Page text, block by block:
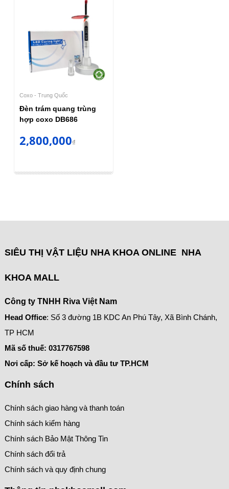
Coxo - Trung Quốc
Đèn trám quang trùng
hợp coxo DB686
2,800,000₫
SIÊU THỊ VẬT LIỆU NHA KHOA ONLINE NHA
KHOA MALL
Công ty TNHH Riva Việt Nam
Head Office: Số 3 đường 1B KDC An Phú Tây, Xã Bình Chánh,
TP HCM
Mã số thuế: 0317767598
Nơi cấp: Sở kế hoạch và đầu tư TP.HCM
Chính sách
Chính sách giao hàng và thanh toán
Chính sách kiểm hàng
Chính sách Bảo Mật Thông Tin
Chính sách đổi trả
Chính sách và quy định chung